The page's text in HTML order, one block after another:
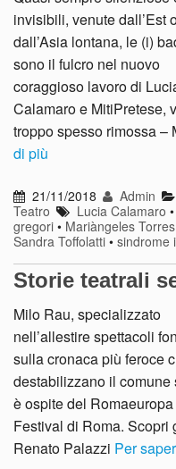
invisibili, venute dall’Est
dall’Asia lontana, le (i)
sono il fulcro nel nuovo
coraggioso lavoro di
Calamaro e MitiPretese,
troppo spesso rimossa –
di più
21/11/2018 Admin
Teatro
Lucia Calamaro •
gregori • Mariàngeles Torres
Sandra Toffolatti • sindrome
Storie teatrali
Milo Rau, specializzato
nell’allestire spettacoli
sulla cronaca più feroce
destabilizzano il comune
è ospite del Romaeuropa
Festival di Roma. Scopri
Renato Palazzi Per